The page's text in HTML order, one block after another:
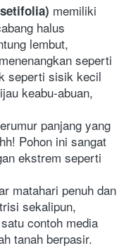
memiliki
halus
lembut,
seperti
seperti sisik kecil
keabu-abuan,
panjang yang
Pohon ini sangat
ekstrem seperti
matahari penuh dan
sekalipun,
contoh media
tanah berpasir.